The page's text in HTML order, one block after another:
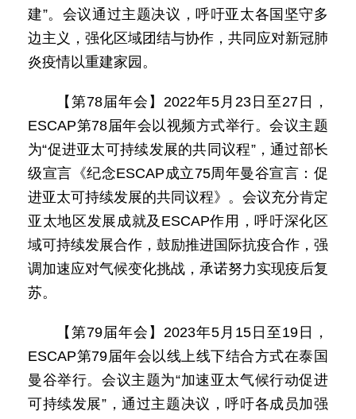
建”。会议通过主题决议，呼吁亚太各国坚守多
边主义，强化区域团结与协作，共同应对新冠肺
炎疫情以重建家园。
【第78届年会】2022年5月23日至27日，
ESCAP第78届年会以视频方式举行。会议主题
为“促进亚太可持续发展的共同议程”，通过部长
级宣言《纪念ESCAP成立75周年曼谷宣言：促
进亚太可持续发展的共同议程》。会议充分肯定
亚太地区发展成就及ESCAP作用，呼吁深化区
域可持续发展合作，鼓励推进国际抗疫合作，强
调加速应对气候变化挑战，承诺努力实现疫后复
苏。
【第79届年会】2023年5月15日至19日，
ESCAP第79届年会以线上线下结合方式在泰国
曼谷举行。会议主题为“加速亚太气候行动促进
可持续发展”，通过主题决议，呼吁各成员加强